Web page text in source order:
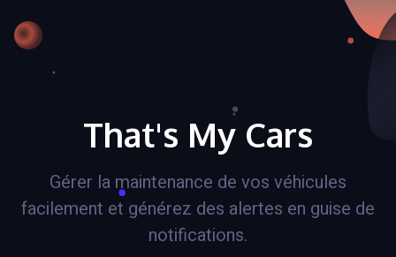
That's My Cars
Gérer la maintenance de vos véhicules
facilement et générez des alertes en guise de
notifications.